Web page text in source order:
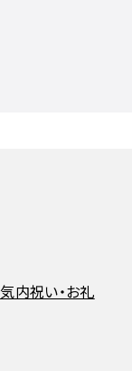
内祝い・お礼